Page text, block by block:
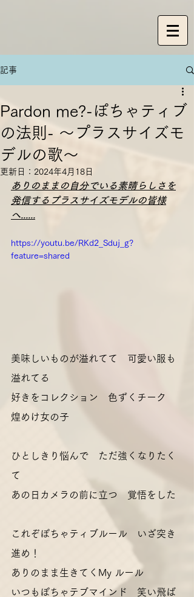
記事
Pardon me?-ぽちゃティブ
の法則- 〜プラスサイズモ
デルの歌〜
更新日： 2024年4月18日
ありのままの自分でいる素晴らしさを
発信するプラスサイズモデルの皆様
へ......
https://youtu.be/RKd2_Sduj_g?
feature=shared
美味しいものが溢れてて　可愛い服も
溢れてる
好きをコレクション　色ずくチーク
煌めけ女の子
ひとしきり悩んで　ただ強くなりたく
て
あの日カメラの前に立つ　覚悟をした
これぞぽちゃティブルール　いざ突き
進め！
ありのまま生きてくMy ルール
いつもぽちゃテブマインド　笑い飛ば